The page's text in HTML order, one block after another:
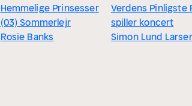
Hemmelige Prinsesser
(03) Sommerlejr
Rosie Banks
Verdens Pinligste
spiller koncert
Simon Lund